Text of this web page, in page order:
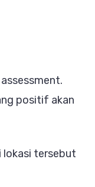
positif akan
lokasi tersebut